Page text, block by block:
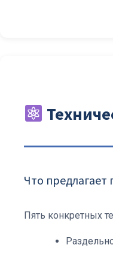
Что предлагает
Пять конкретных